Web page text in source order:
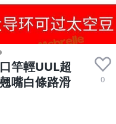
竿輕UUL超
嘴白條路滑
0